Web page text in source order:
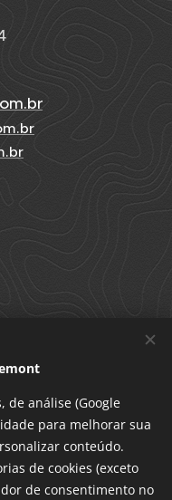
de análise (Google
para melhorar sua
conteúdo.
de cookies (exceto
de consentimento no